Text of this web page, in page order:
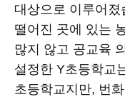
대상으로 이루어
떨어진 곳에 있는
많지 않고 공교육
설정한 Y초등학교
초등학교지만, 번